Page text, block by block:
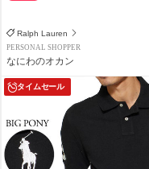
Ralph Lauren
PERSONAL SHOPPER
なにわのオカン
タイムセール